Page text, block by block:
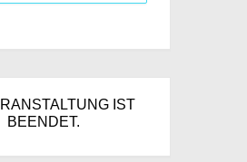
IST
BEENDET.